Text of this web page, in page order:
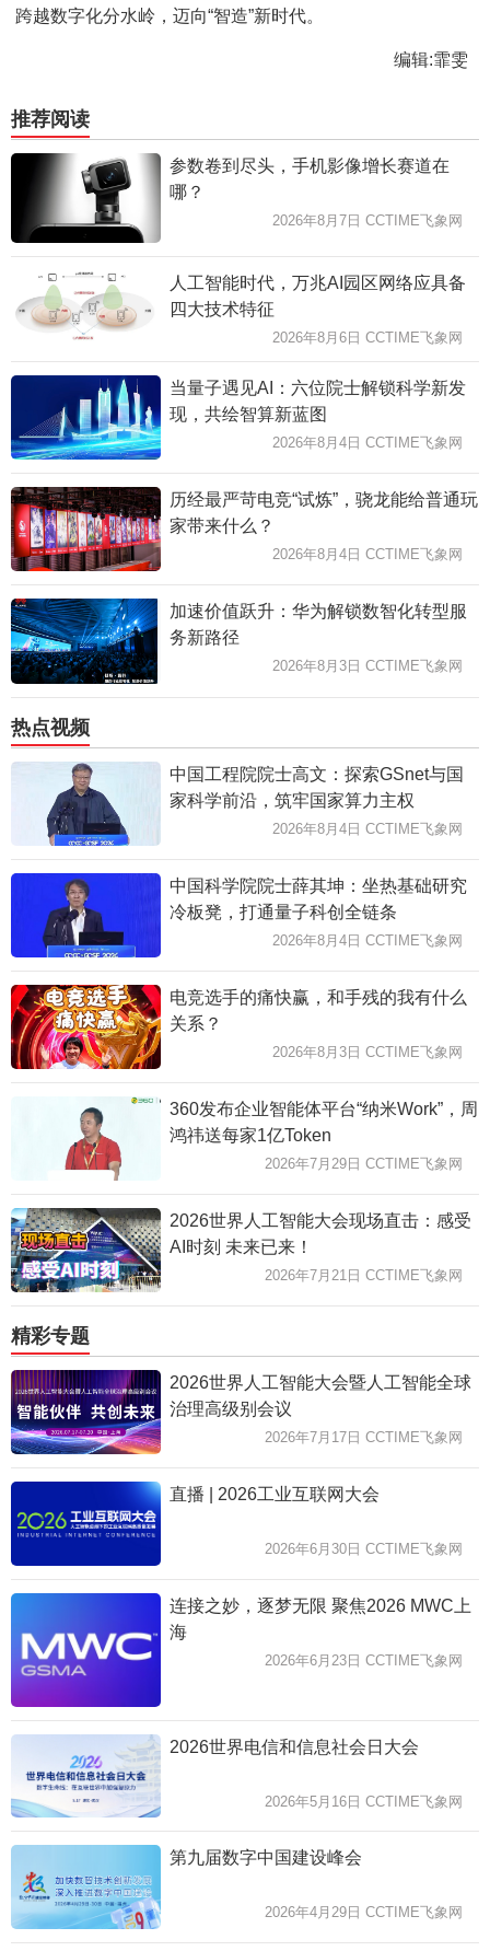
跨越数字化分水岭，迈向“智造”新时代。
编辑:霏雯
推荐阅读
参数卷到尽头，手机影像增长赛道在
哪？
2026年8月7日 CCTIME飞象网
人工智能时代，万兆AI园区网络应具备
四大技术特征
2026年8月6日 CCTIME飞象网
当量子遇见AI：六位院士解锁科学新发
现，共绘智算新蓝图
2026年8月4日 CCTIME飞象网
历经最严苛电竞“试炼”，骁龙能给普通玩
家带来什么？
2026年8月4日 CCTIME飞象网
加速价值跃升：华为解锁数智化转型服
务新路径
2026年8月3日 CCTIME飞象网
热点视频
中国工程院院士高文：探索GSnet与国
家科学前沿，筑牢国家算力主权
2026年8月4日 CCTIME飞象网
中国科学院院士薛其坤：坐热基础研究
冷板凳，打通量子科创全链条
2026年8月4日 CCTIME飞象网
电竞选手的痛快赢，和手残的我有什么
关系？
2026年8月3日 CCTIME飞象网
360发布企业智能体平台“纳米Work”，周
鸿祎送每家1亿Token
2026年7月29日 CCTIME飞象网
2026世界人工智能大会现场直击：感受
AI时刻 未来已来！
2026年7月21日 CCTIME飞象网
精彩专题
2026世界人工智能大会暨人工智能全球
治理高级别会议
2026年7月17日 CCTIME飞象网
直播 | 2026工业互联网大会
2026年6月30日 CCTIME飞象网
连接之妙，逐梦无限 聚焦2026 MWC上
海
2026年6月23日 CCTIME飞象网
2026世界电信和信息社会日大会
2026年5月16日 CCTIME飞象网
第九届数字中国建设峰会
2026年4月29日 CCTIME飞象网